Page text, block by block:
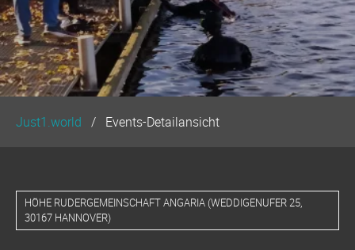
Just1.world Events-Detailansicht
HÖHE RUDERGEMEINSCHAFT ANGARIA (WEDDIGENUFER 25,
30167 HANNOVER)